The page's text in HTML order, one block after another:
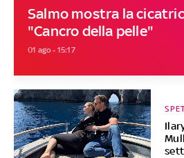
Salmo mostra la
"Cancro della pelle"
01 ago - 15:17